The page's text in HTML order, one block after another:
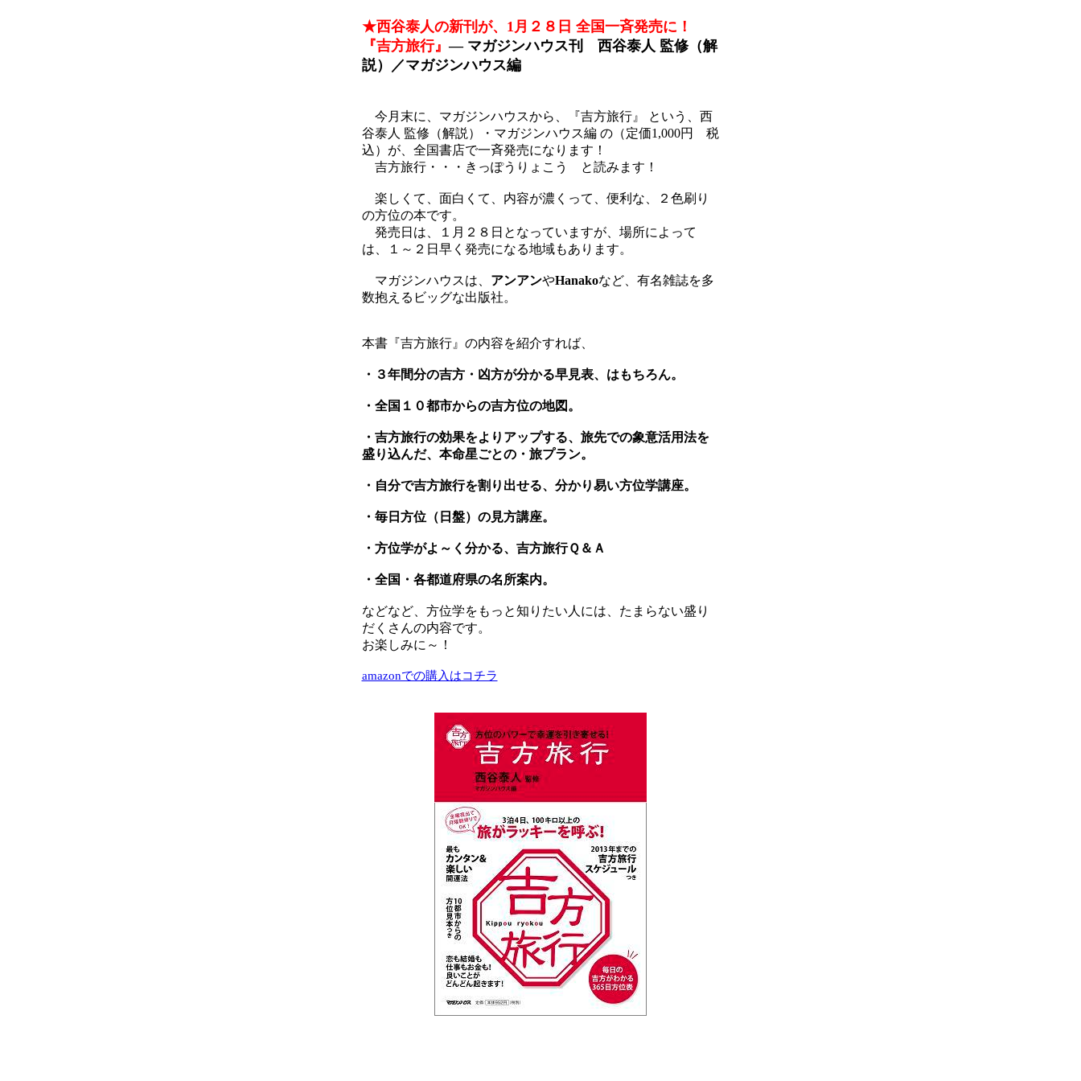
★西谷泰人の新刊が、1月２８日 全国一斉発売に！
『吉方旅行』― マガジンハウス刊 西谷泰人 監修（解
説）／マガジンハウス編
今月末に、マガジンハウスから、『吉方旅行』 という、西
谷泰人 監修（解説）・マガジンハウス編 の（定価1,000円 税
込）が、全国書店で一斉発売になります！
吉方旅行・・・きっぽうりょこう と読みます！
楽しくて、面白くて、内容が濃くって、便利な、２色刷り
の方位の本です。
発売日は、１月２８日となっていますが、場所によって
は、１～２日早く発売になる地域もあります。
マガジンハウスは、 アンアンやHanakoなど、有名雑誌を多
数抱えるビッグな出版社。
本書『吉方旅行』の内容を紹介すれば、
・３年間分の吉方・凶方が分かる早見表、はもちろん。
・全国１０都市からの吉方位の地図。
・吉方旅行の効果をよりアップする、旅先での象意活用法を
盛り込んだ、本命星ごとの・旅プラン。
・自分で吉方旅行を割り出せる、分かり易い方位学講座。
・毎日方位（日盤）の見方講座。
・方位学がよ～く分かる、吉方旅行Ｑ＆Ａ
・全国・各都道府県の名所案内。
などなど、方位学をもっと知りたい人には、たまらない盛り
だくさんの内容です。
お楽しみに～！
amazonでの購入はコチラ